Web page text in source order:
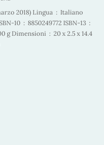
online (Vol. C)